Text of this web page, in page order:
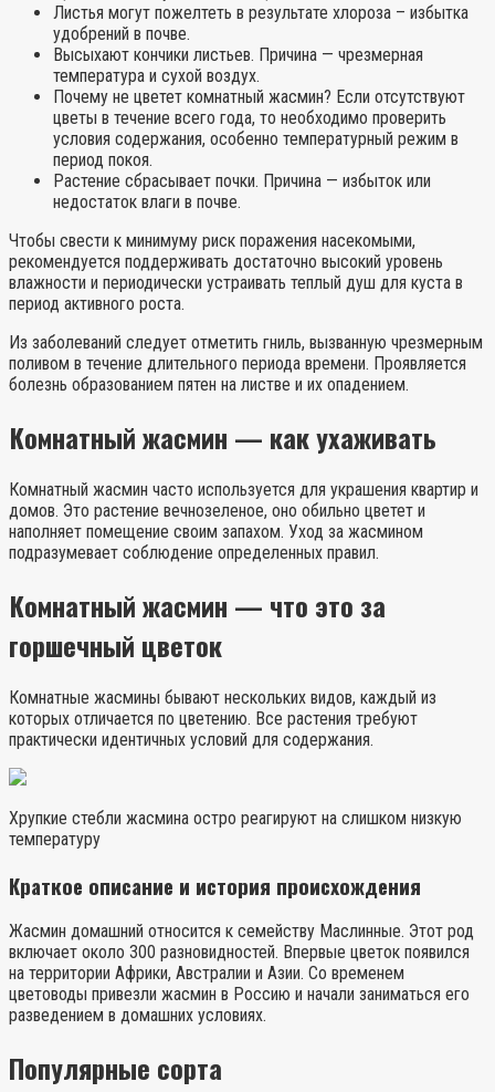
Листья могут пожелтеть в результате хлороза – избытка
удобрений в почве.
Высыхают кончики листьев. Причина — чрезмерная
температура и сухой воздух.
Почему не цветет комнатный жасмин? Если отсутствуют
цветы в течение всего года, то необходимо проверить
условия содержания, особенно температурный режим в
период покоя.
Растение сбрасывает почки. Причина — избыток или
недостаток влаги в почве.
Чтобы свести к минимуму риск поражения насекомыми,
рекомендуется поддерживать достаточно высокий уровень
влажности и периодически устраивать теплый душ для куста в
период активного роста.
Из заболеваний следует отметить гниль, вызванную чрезмерным
поливом в течение длительного периода времени. Проявляется
болезнь образованием пятен на листве и их опадением.
Комнатный жасмин — как ухаживать
Комнатный жасмин часто используется для украшения квартир и
домов. Это растение вечнозеленое, оно обильно цветет и
наполняет помещение своим запахом. Уход за жасмином
подразумевает соблюдение определенных правил.
Комнатный жасмин — что это за
горшечный цветок
Комнатные жасмины бывают нескольких видов, каждый из
которых отличается по цветению. Все растения требуют
практически идентичных условий для содержания.
Хрупкие стебли жасмина остро реагируют на слишком низкую
температуру
Краткое описание и история происхождения
Жасмин домашний относится к семейству Маслинные. Этот род
включает около 300 разновидностей. Впервые цветок появился
на территории Африки, Австралии и Азии. Со временем
цветоводы привезли жасмин в Россию и начали заниматься его
разведением в домашних условиях.
Популярные сорта